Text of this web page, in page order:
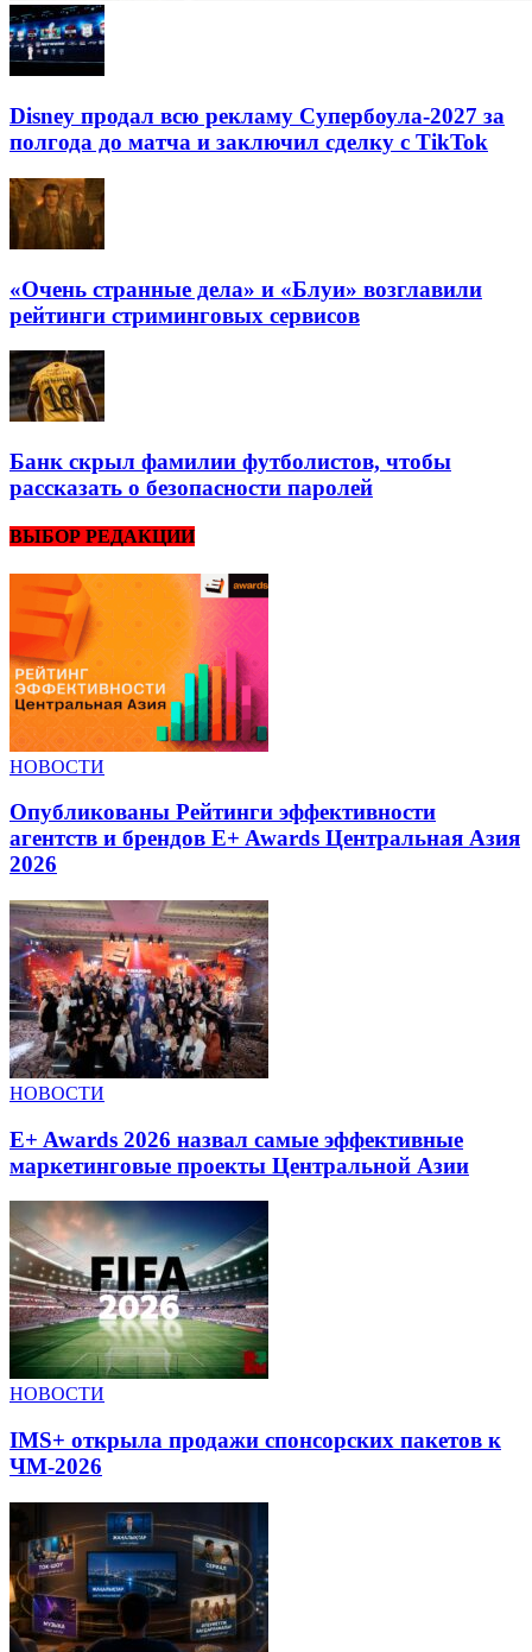
Disney продал всю рекламу Супербоула-2027 за
полгода до матча и заключил сделку с TikTok
«Очень странные дела» и «Блуи» возглавили
рейтинги стриминговых сервисов
Банк скрыл фамилии футболистов, чтобы
рассказать о безопасности паролей
ВЫБОР РЕДАКЦИИ
НОВОСТИ
Опубликованы Рейтинги эффективности
агентств и брендов E+ Awards Центральная Азия
2026
НОВОСТИ
E+ Awards 2026 назвал самые эффективные
маркетинговые проекты Центральной Азии
НОВОСТИ
IMS+ открыла продажи спонсорских пакетов к
ЧМ-2026